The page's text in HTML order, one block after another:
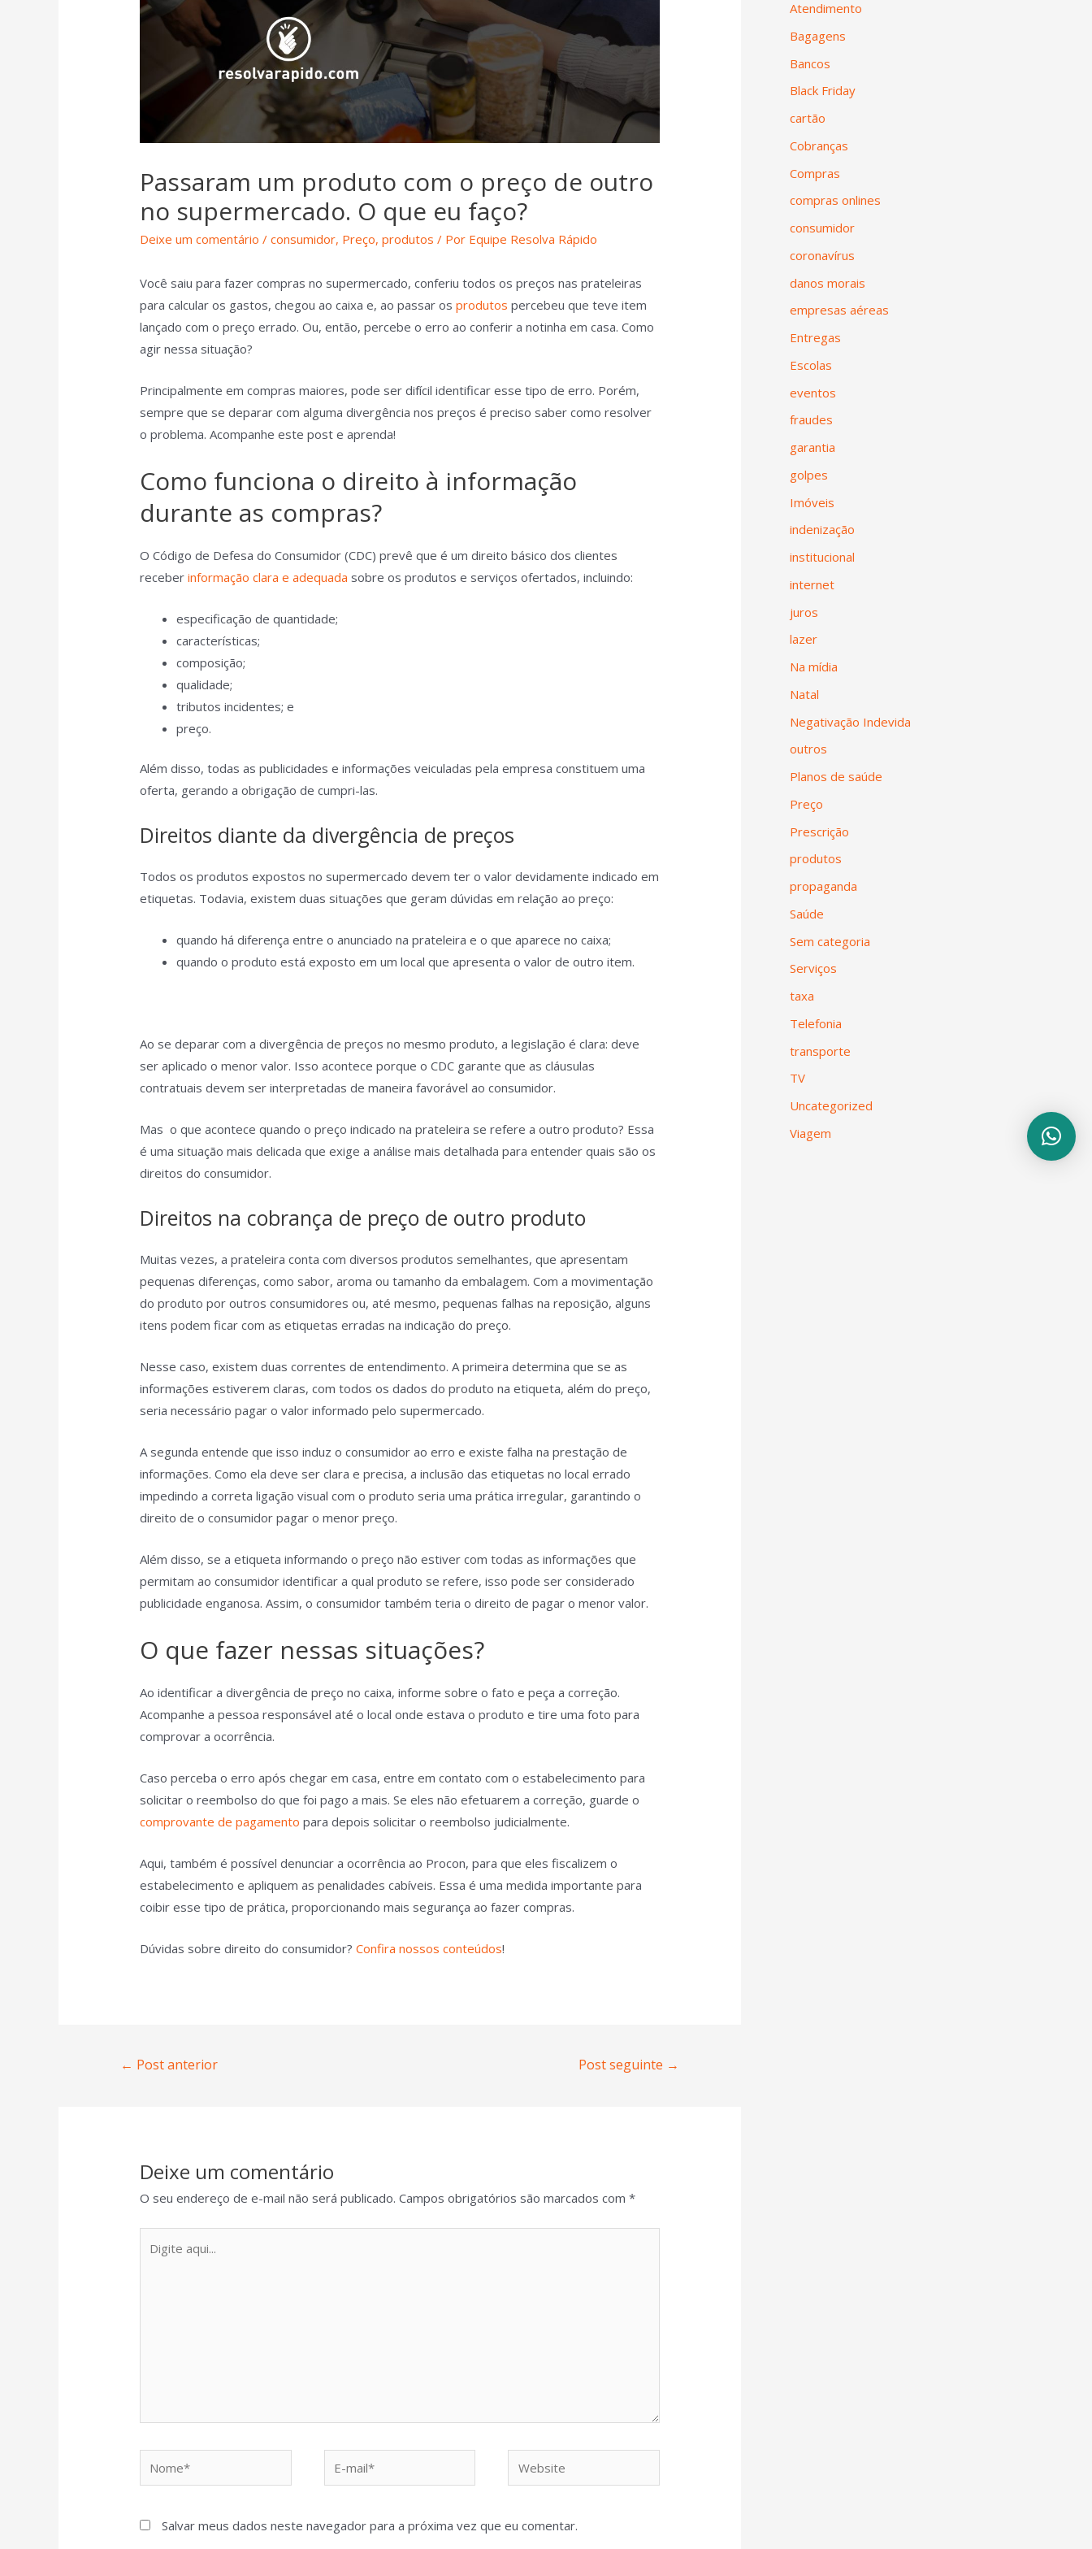
Passaram um produto com o preço de outro
no supermercado. O que eu faço?
Deixe um comentário /consumidor, Preço,produtos / Por Equipe Resolva Rápido
Você saiu para fazer compras no supermercado, conferiu todos os preços nas prateleiras
para calcular os gastos, chegou ao caixa e, ao passar osprodutospercebeu que teve item
lançado com o preço errado. Ou, então, percebe o erro ao conferir a notinha em casa. Como
agir nessa situação?
Principalmente em compras maiores, pode ser difícil identificar esse tipo de erro. Porém,
sempre que se deparar com alguma divergência nos preços é preciso saber como resolver
o problema. Acompanhe este post e aprenda!
Como funciona o direito à informação
durante as compras?
O Código de Defesa do Consumidor (CDC) prevê que é um direito básico dos clientes
receberinformação clara e adequada sobre os produtos e serviços ofertados, incluindo:
especificação de quantidade;
características;
composição;
qualidade;
tributos incidentes; e
preço.
Além disso, todas as publicidades e informações veiculadas pela empresa constituem uma
oferta, gerando a obrigação de cumpri-las.
Direitos diante da divergência de preços
Todos os produtos expostos no supermercado devem ter o valor devidamente indicado em
etiquetas. Todavia, existem duas situações que geram dúvidas em relação ao preço:
quando há diferença entre o anunciado na prateleira e o que aparece no caixa;
quando o produto está exposto em um local que apresenta o valor de outro item.
Ao se deparar com a divergência de preços no mesmo produto, a legislação é clara: deve
ser aplicado o menor valor. Isso acontece porque o CDC garante que as cláusulas
contratuais devem ser interpretadas de maneira favorável ao consumidor.
Mas o que acontece quando o preço indicado na prateleira se refere a outro produto? Essa
é uma situação mais delicada que exige a análise mais detalhada para entender quais são os
direitos do consumidor.
Direitos na cobrança de preço de outro produto
Muitas vezes, a prateleira conta com diversos produtos semelhantes, que apresentam
pequenas diferenças, como sabor, aroma ou tamanho da embalagem. Com a movimentação
do produto por outros consumidores ou, até mesmo, pequenas falhas na reposição, alguns
itens podem ficar com as etiquetas erradas na indicação do preço.
Nesse caso, existem duas correntes de entendimento. A primeira determina que se as
informações estiverem claras, com todos os dados do produto na etiqueta, além do preço,
seria necessário pagar o valor informado pelo supermercado.
A segunda entende que isso induz o consumidor ao erro e existe falha na prestação de
informações. Como ela deve ser clara e precisa, a inclusão das etiquetas no local errado
impedindo a correta ligação visual com o produto seria uma prática irregular, garantindo o
direito de o consumidor pagar o menor preço.
Além disso, se a etiqueta informando o preço não estiver com todas as informações que
permitam ao consumidor identificar a qual produto se refere, isso pode ser considerado
publicidade enganosa. Assim, o consumidor também teria o direito de pagar o menor valor.
O que fazer nessas situações?
Ao identificar a divergência de preço no caixa, informe sobre o fato e peça a correção.
Acompanhe a pessoa responsável até o local onde estava o produto e tire uma foto para
comprovar a ocorrência.
Caso perceba o erro após chegar em casa, entre em contato com o estabelecimento para
solicitar o reembolso do que foi pago a mais. Se eles não efetuarem a correção, guarde o
comprovante de pagamento para depois solicitar o reembolso judicialmente.
Aqui, também é possível denunciar a ocorrência ao Procon, para que eles fiscalizem o
estabelecimento e apliquem as penalidades cabíveis. Essa é uma medida importante para
coibir esse tipo de prática, proporcionando mais segurança ao fazer compras.
Dúvidas sobre direito do consumidor?Confira nossos conteúdos!
← Post anterior Post seguinte →
Deixe um comentário
O seu endereço de e-mail não será publicado. Campos obrigatórios são marcados com*
Salvar meus dados neste navegador para a próxima vez que eu comentar.
Atendimento
Bagagens
Bancos
Black Friday
cartão
Cobranças
Compras
compras onlines
consumidor
coronavírus
danos morais
empresas aéreas
Entregas
Escolas
eventos
fraudes
garantia
golpes
Imóveis
indenização
institucional
internet
juros
lazer
Na mídia
Natal
Negativação Indevida
outros
Planos de saúde
Preço
Prescrição
produtos
propaganda
Saúde
Sem categoria
Serviços
taxa
Telefonia
transporte
TV
Uncategorized
Viagem